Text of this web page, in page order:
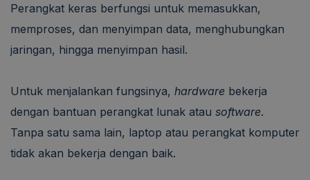
Perangkat keras berfungsi untuk memasukkan,
memproses, dan menyimpan data, menghubungkan
jaringan, hingga menyimpan hasil.
Untuk menjalankan fungsinya, hardware bekerja
dengan bantuan perangkat lunak atau software.
Tanpa satu sama lain, laptop atau perangkat komputer
tidak akan bekerja dengan baik.